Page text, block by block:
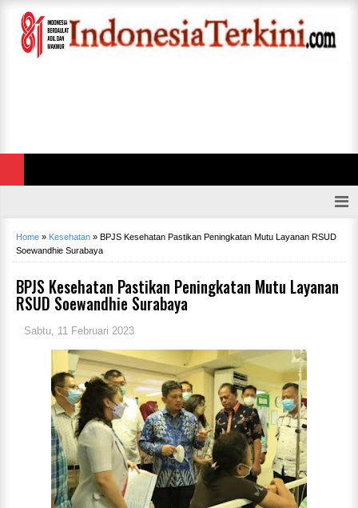
Home » Kesehatan » BPJS Kesehatan Pastikan Peningkatan Mutu Layanan RSUD
Soewandhie Surabaya
BPJS Kesehatan Pastikan Peningkatan Mutu Layanan
RSUD Soewandhie Surabaya
Sabtu, 11 Februari 2023